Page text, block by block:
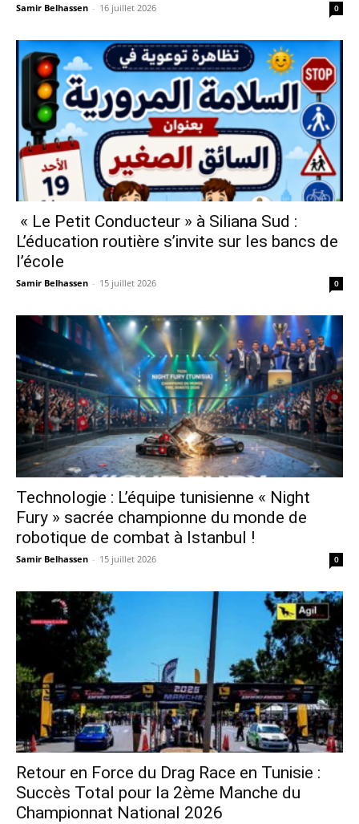
Samir Belhassen - 16 juillet 2026 0
« Le Petit Conducteur » à Siliana Sud :
L’éducation routière s’invite sur les bancs de
l’école
Samir Belhassen - 15 juillet 2026 0
Technologie : L’équipe tunisienne « Night
Fury » sacrée championne du monde de
robotique de combat à Istanbul !
Samir Belhassen - 15 juillet 2026 0
Retour en Force du Drag Race en Tunisie :
Succès Total pour la 2ème Manche du
Championnat National 2026